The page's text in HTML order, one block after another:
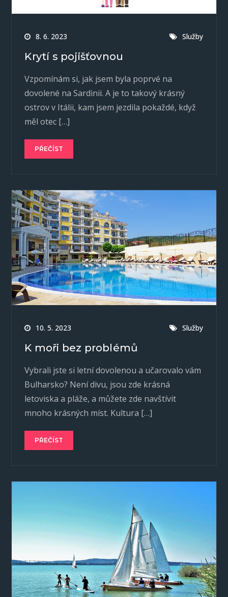
8. 6. 2023 Služby
Krytí s pojišťovnou
Vzpomínám si, jak jsem byla poprvé na
dovolené na Sardinii. A je to takový krásný
ostrov v Itálii, kam jsem jezdila pokaždé, když
měl otec […]
PŘEČÍST
10. 5. 2023 Služby
K moři bez problémů
Vybrali jste si letní dovolenou a učarovalo vám
Bulharsko? Není divu, jsou zde krásná
letoviska a pláže, a můžete zde navštívit
mnoho krásných míst. Kultura […]
PŘEČÍST